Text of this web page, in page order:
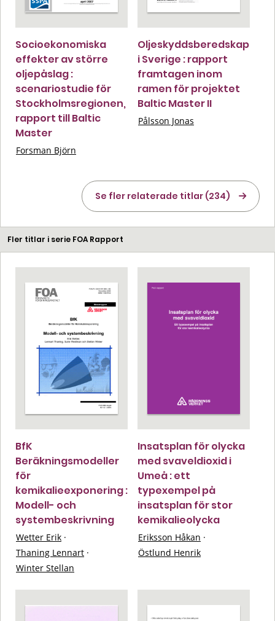
Socioekonomiska
effekter av större
oljepåslag :
scenariostudie för
Stockholmsregionen,
rapport till Baltic
Master
Forsman Björn
Oljeskyddsberedskap
i Sverige : rapport
framtagen inom
ramen för projektet
Baltic Master II
Pålsson Jonas
Se fler relaterade titlar (234)
Fler titlar i serie FOA Rapport
BfK
Beräkningsmodeller
för
kemikalieexponering :
Modell- och
systembeskrivning
Wetter Erik ·
Thaning Lennart ·
Winter Stellan
Insatsplan för olycka
med svaveldioxid i
Umeå : ett
typexempel på
insatsplan för stor
kemikalieolycka
Eriksson Håkan ·
Östlund Henrik